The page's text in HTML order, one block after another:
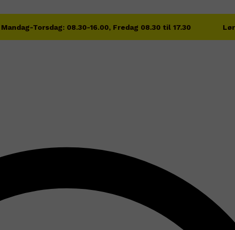
Mandag-Torsdag: 08.30-16.00, Fredag 08.30 til 17.30